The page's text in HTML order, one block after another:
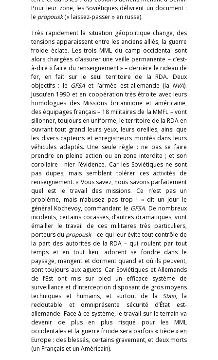
Pour leur zone, les Soviétiques délivrent un document :
le propousk(« laissez-passer » en russe).
Très rapidement la situation géopolitique change, des
tensions apparaissent entre les anciens alliés, la guerre
froide éclate. Les trois MML du camp occidental sont
alors chargées d’assurer une veille permanente – c’est-
à-dire « faire du renseignement » – derrière le rideau de
fer, en fait sur le seul territoire de la RDA. Deux
objectifs : le GFSA et l’armée est-allemande (la NVA).
Jusqu’en 1990 et en coopération très étroite avec leurs
homologues des Missions britannique et américaine,
des équipages français – 18 militaires de la MMFL – vont
sillonner, toujours en uniforme, le territoire de la RDA en
ouvrant tout grand leurs yeux, leurs oreilles, ainsi que
les divers capteurs et enregistreurs montés dans leurs
véhicules adaptés. Une seule règle : ne pas se faire
prendre en pleine action ou en zone interdite ; et son
corollaire : nier l’évidence. Car les Soviétiques ne sont
pas dupes, mais semblent tolérer ces activités de
renseignement. « Vous savez, nous savons parfaitement
quel est le travail des missions. Ce n’est pas un
problème, mais n’abusez pas trop ! » dit un jour le
général Kochevoy, commandant le GFSA. De nombreux
incidents, certains cocasses, d’autres dramatiques, vont
émailler le travail de ces militaires très particuliers,
porteurs du propousk– ce qui leur évite tout contrôle de
la part des autorités de la RDA – qui roulent par tout
temps et en tout lieu, adorent se fondre dans le
paysage, mangent et dorment quand et où ils peuvent,
sont toujours aux aguets. Car Soviétiques et Allemands
de l’Est ont mis sur pied un efficace système de
surveillance et d’interception disposant de gros moyens
techniques et humains, et surtout de laStasi, la
redoutable et omniprésente sécurité d’État est-
allemande. Face à ce système, le travail sur le terrain va
devenir de plus en plus risqué pour les MML
occidentales et la guerre froide sera parfois « tiède » en
Europe : des blessés, certains gravement, et deux morts
(un Français et un Américain).